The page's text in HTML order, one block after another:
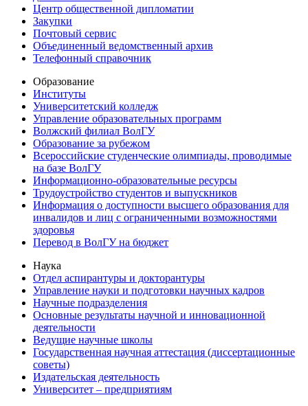
Центр общественной дипломатии
Закупки
Почтовый сервис
Объединенный ведомственный архив
Телефонный справочник
Образование
Институты
Университетский колледж
Управление образовательных программ
Волжский филиал ВолГУ
Образование за рубежом
Всероссийские студенческие олимпиады, проводимые
на базе ВолГУ
Информационно-образовательные ресурсы
Трудоустройство студентов и выпускников
Информация о доступности высшего образования для
инвалидов и лиц с ограниченными возможностями
здоровья
Перевод в ВолГУ на бюджет
Наука
Отдел аспирантуры и докторантуры
Управление науки и подготовки научных кадров
Научные подразделения
Основные результаты научной и инновационной
деятельности
Ведущие научные школы
Государственная научная аттестация (диссертационные
советы)
Издательская деятельность
Университет – предприятиям